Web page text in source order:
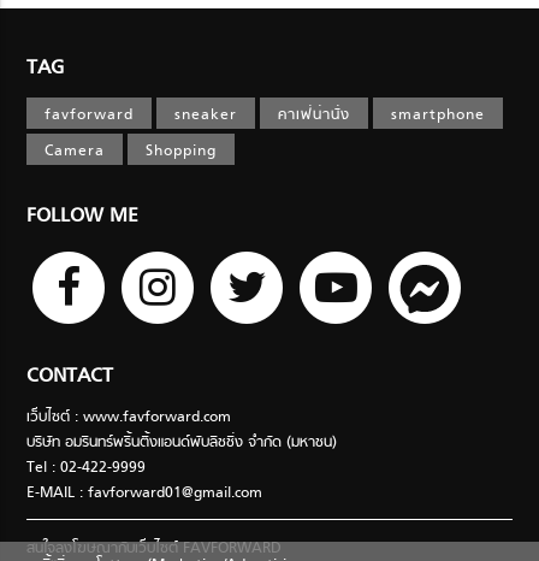
TAG
favforward sneaker คาเฟ่น่านั่ง
smartphone
Camera
Shopping
FOLLOW ME
CONTACT
เว็บไซต์ : www.favforward.com
บริษัท อมรินทร์พริ้นติ้งแอนด์พับลิชชิ่ง จำกัด (มหาชน)
Tel : 02-422-9999
E-MAIL :favforward01@gmail.com
สนใจลงโฆษณากับเว็บไซต์ FAVFORWARD